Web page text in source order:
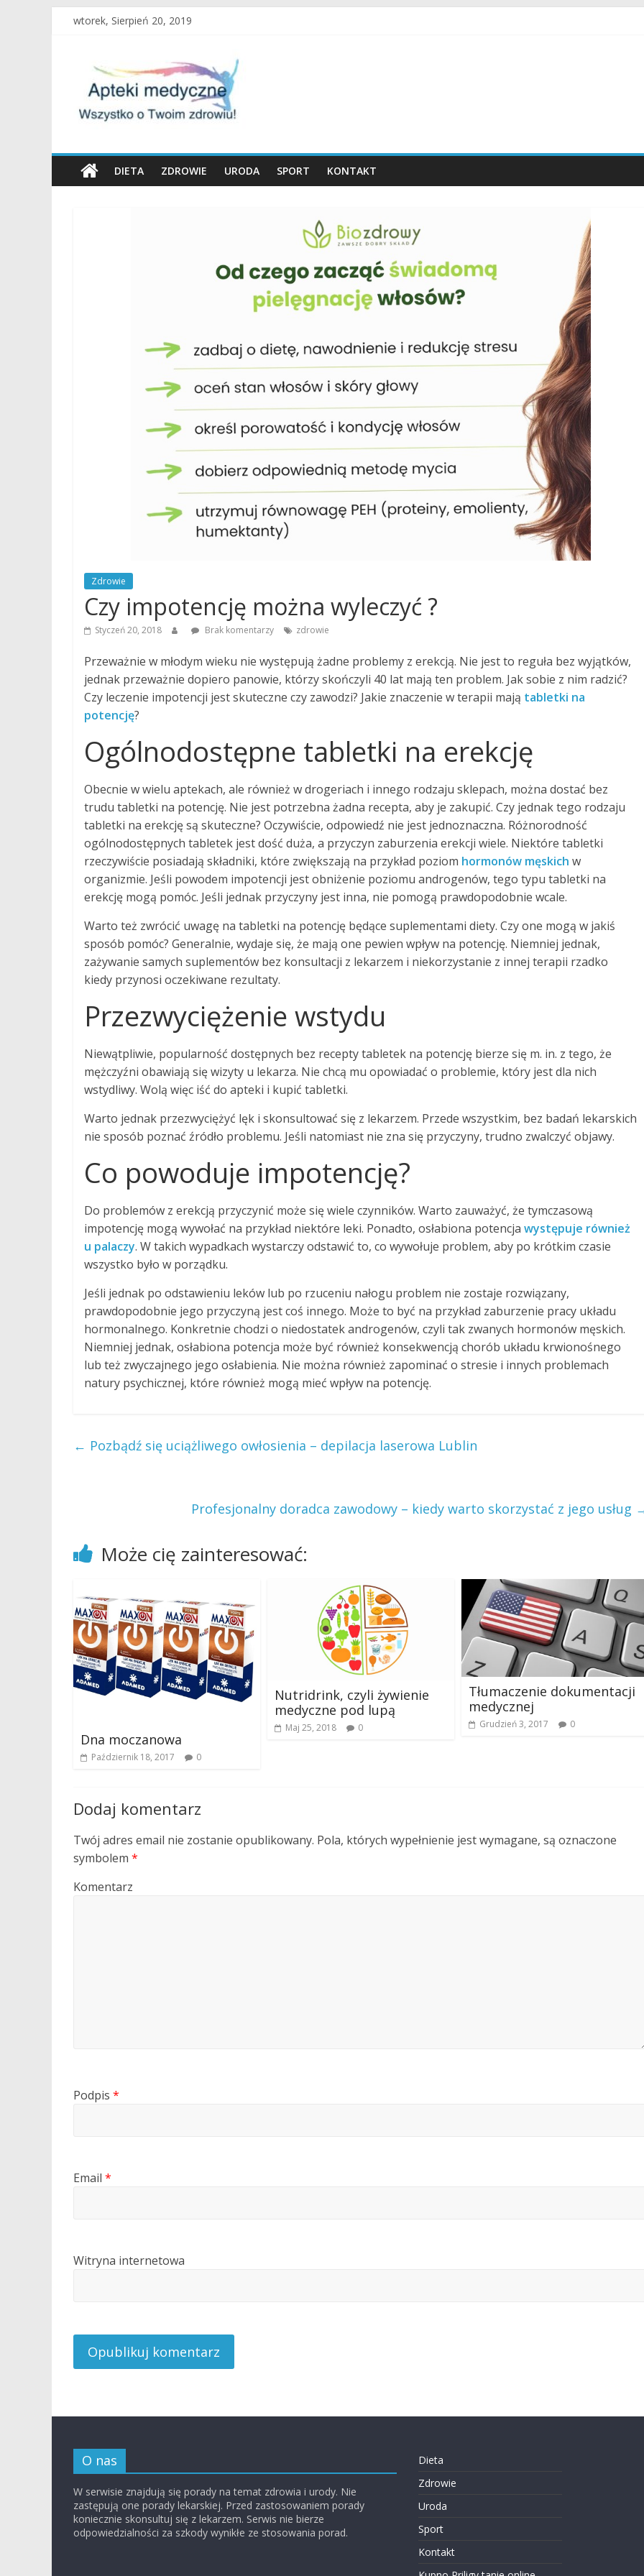
Skipwtorek, Sierpień 20, 2019
Apteki
Medyczne
Blog
Uroda
DIETA ZDROWIE URODA SPORT KONTAKT
Zdrowie
Czy impotencję można wyleczyć ?
Styczeń 20, 2018 Brak komentarzy zdrowie
Przeważnie w młodym wieku nie występują żadne problemy z erekcją. Nie jest to reguła bez wyjątków,
jednak przeważnie dopiero panowie, którzy skończyli 40 lat mają ten problem. Jak sobie z nim radzić?
Czy leczenie impotencji jest skuteczne czy zawodzi? Jakie znaczenie w terapii mają tabletki na
potencję?
Ogólnodostępne tabletki na erekcję
Obecnie w wielu aptekach, ale również w drogeriach i innego rodzaju sklepach, można dostać bez
trudu tabletki na potencję. Nie jest potrzebna żadna recepta, aby je zakupić. Czy jednak tego rodzaju
tabletki na erekcję są skuteczne? Oczywiście, odpowiedź nie jest jednoznaczna. Różnorodność
ogólnodostępnych tabletek jest dość duża, a przyczyn zaburzenia erekcji wiele. Niektóre tabletki
rzeczywiście posiadają składniki, które zwiększają na przykład poziom hormonów męskich w
organizmie. Jeśli powodem impotencji jest obniżenie poziomu androgenów, tego typu tabletki na
erekcję mogą pomóc. Jeśli jednak przyczyny jest inna, nie pomogą prawdopodobnie wcale.
Warto też zwrócić uwagę na tabletki na potencję będące suplementami diety. Czy one mogą w jakiś
sposób pomóc? Generalnie, wydaje się, że mają one pewien wpływ na potencję. Niemniej jednak,
zażywanie samych suplementów bez konsultacji z lekarzem i niekorzystanie z innej terapii rzadko
kiedy przynosi oczekiwane rezultaty.
Przezwyciężenie wstydu
Niewątpliwie, popularność dostępnych bez recepty tabletek na potencję bierze się m. in. z tego, że
mężczyźni obawiają się wizyty u lekarza. Nie chcą mu opowiadać o problemie, który jest dla nich
wstydliwy. Wolą więc iść do apteki i kupić tabletki.
Warto jednak przezwyciężyć lęk i skonsultować się z lekarzem. Przede wszystkim, bez badań lekarskich
nie sposób poznać źródło problemu. Jeśli natomiast nie zna się przyczyny, trudno zwalczyć objawy.
Co powoduje impotencję?
Do problemów z erekcją przyczynić może się wiele czynników. Warto zauważyć, że tymczasową
impotencję mogą wywołać na przykład niektóre leki. Ponadto, osłabiona potencja występuje również
u palaczy. W takich wypadkach wystarczy odstawić to, co wywołuje problem, aby po krótkim czasie
wszystko było w porządku.
Jeśli jednak po odstawieniu leków lub po rzuceniu nałogu problem nie zostaje rozwiązany,
prawdopodobnie jego przyczyną jest coś innego. Może to być na przykład zaburzenie pracy układu
hormonalnego. Konkretnie chodzi o niedostatek androgenów, czyli tak zwanych hormonów męskich.
Niemniej jednak, osłabiona potencja może być również konsekwencją chorób układu krwionośnego
lub też zwyczajnego jego osłabienia. Nie można również zapominać o stresie i innych problemach
natury psychicznej, które również mogą mieć wpływ na potencję.
← Pozbądź się uciążliwego owłosienia – depilacja laserowa Lublin
Profesjonalny doradca zawodowy – kiedy warto skorzystać z jego usług
Może cię zainteresować:
Dna moczanowa
Październik 18, 2017 0
Nutridrink, czyli żywienie
medyczne pod lupą
Maj 25, 2018 0
Tłumaczenie dokumentacji
medycznej
Grudzień 3, 2017 0
Dodaj komentarz
Twój adres email nie zostanie opublikowany. Pola, których wypełnienie jest wymagane, są oznaczone
symbolem *
Komentarz
Podpis *
Email *
Witryna internetowa
O nas
W serwisie znajdują się porady na temat zdrowia i urody. Nie
zastępują one porady lekarskiej. Przed zastosowaniem porady
koniecznie skonsultuj się z lekarzem. Serwis nie bierze
odpowiedzialności za szkody wynikłe ze stosowania porad.
Dieta
Zdrowie
Uroda
Sport
Kontakt